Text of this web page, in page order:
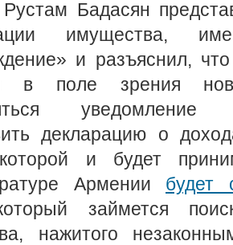
Бадасян
имущества,
и разъяснил,
в поле зрения
декларацию о
и будет
Армении будет
займется
нажитого